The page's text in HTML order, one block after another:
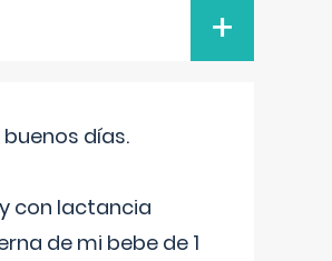
+
buenos días.
con lactancia
de mi bebe de 1